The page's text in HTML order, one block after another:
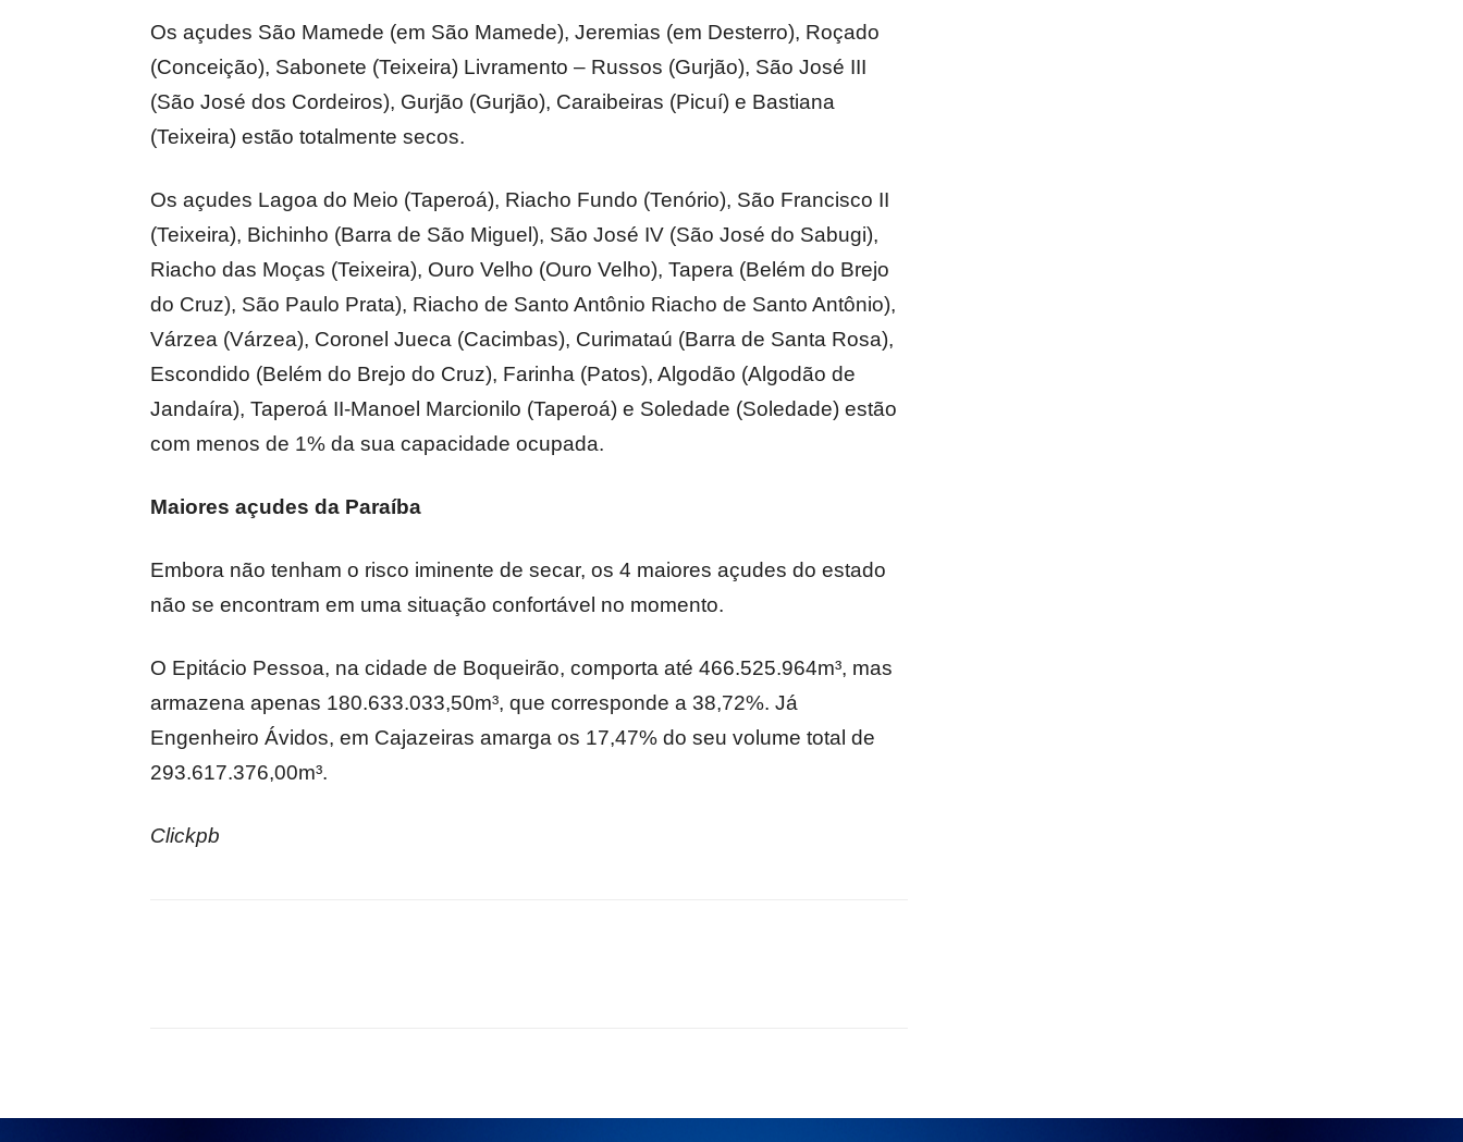
Os açudes São Mamede (em São Mamede), Jeremias (em Desterro), Roçado
(Conceição), Sabonete (Teixeira) Livramento – Russos (Gurjão), São José III
(São José dos Cordeiros), Gurjão (Gurjão), Caraibeiras (Picuí) e Bastiana
(Teixeira) estão totalmente secos.
Os açudes Lagoa do Meio (Taperoá), Riacho Fundo (Tenório), São Francisco II
(Teixeira), Bichinho (Barra de São Miguel), São José IV (São José do Sabugi),
Riacho das Moças (Teixeira), Ouro Velho (Ouro Velho), Tapera (Belém do Brejo
do Cruz), São Paulo Prata), Riacho de Santo Antônio Riacho de Santo Antônio),
Várzea (Várzea), Coronel Jueca (Cacimbas), Curimataú (Barra de Santa Rosa),
Escondido (Belém do Brejo do Cruz), Farinha (Patos), Algodão (Algodão de
Jandaíra), Taperoá II-Manoel Marcionilo (Taperoá) e Soledade (Soledade) estão
com menos de 1% da sua capacidade ocupada.
Maiores açudes da Paraíba
Embora não tenham o risco iminente de secar, os 4 maiores açudes do estado
não se encontram em uma situação confortável no momento.
O Epitácio Pessoa, na cidade de Boqueirão, comporta até 466.525.964m³, mas
armazena apenas 180.633.033,50m³, que corresponde a 38,72%. Já
Engenheiro Ávidos, em Cajazeiras amarga os 17,47% do seu volume total de
293.617.376,00m³.
Clickpb